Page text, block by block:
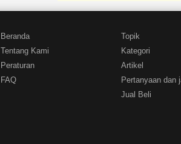
Beranda
Tentang Kami
Peraturan
FAQ
Topik
Kategori
Artikel
Pertanyaan dan
Jual Beli